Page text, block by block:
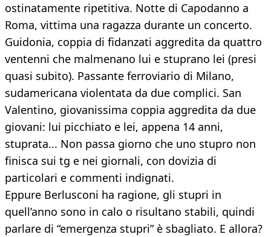
ostinatamente ripetitiva. Notte di Capodanno a
Roma, vittima una ragazza durante un concerto.
Guidonia, coppia di fidanzati aggredita da quattro
ventenni che malmenano lui e stuprano lei (presi
quasi subito). Passante ferroviario di Milano,
sudamericana violentata da due complici. San
Valentino, giovanissima coppia aggredita da due
giovani: lui picchiato e lei, appena 14 anni,
stuprata... Non passa giorno che uno stupro non
finisca sui tg e nei giornali, con dovizia di
particolari e commenti indignati.
Eppure Berlusconi ha ragione, gli stupri in
quell’anno sono in calo o risultano stabili, quindi
parlare di “emergenza stupri” è sbagliato. E allora?